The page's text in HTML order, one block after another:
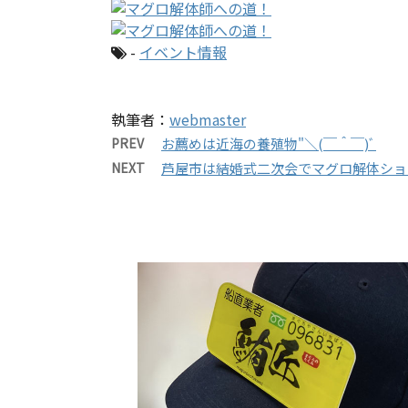
- イベント情報
執筆者： webmaster
PREV お薦めは近海の養殖物"＼(￣＾￣)ﾞ
NEXT 芦屋市は結婚式二次会でマグロ解体シ